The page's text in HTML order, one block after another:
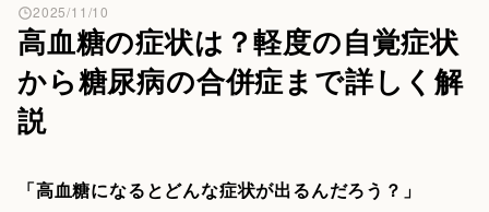
高血糖の症状は？軽度の自覚症状
から糖尿病の合併症まで詳しく解
説
2025/11/10
「高血糖になるとどんな症状が出るんだろう？」